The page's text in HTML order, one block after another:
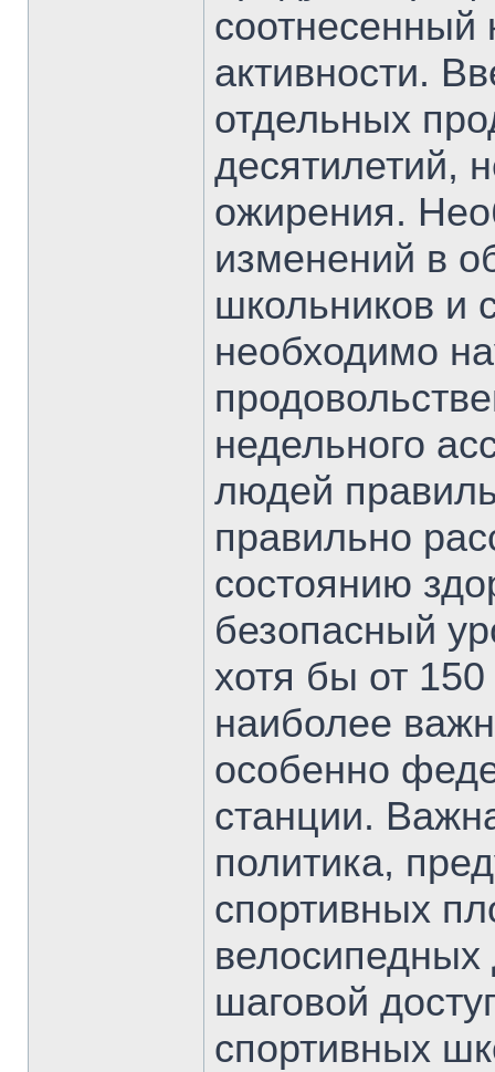
соотнесенный
активности.
отдельных
десятилетий,
ожирения.
изменений в
школьников и
необходимо
недельного
людей
правильно
состоянию
безопасный
хотя бы от
наиболее
особенно
станции.
политика,
спортивных
шаговой
спортивных